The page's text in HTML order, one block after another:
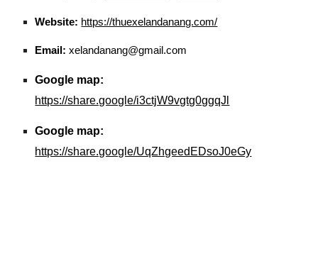
Website: https://thuexelandanang.com/
Email: xelandanang@gmail.com
Google map:
https://share.google/i3ctjW9vgtg0ggqJl
Google map:
https://share.google/UqZhgeedEDsoJ0eGy